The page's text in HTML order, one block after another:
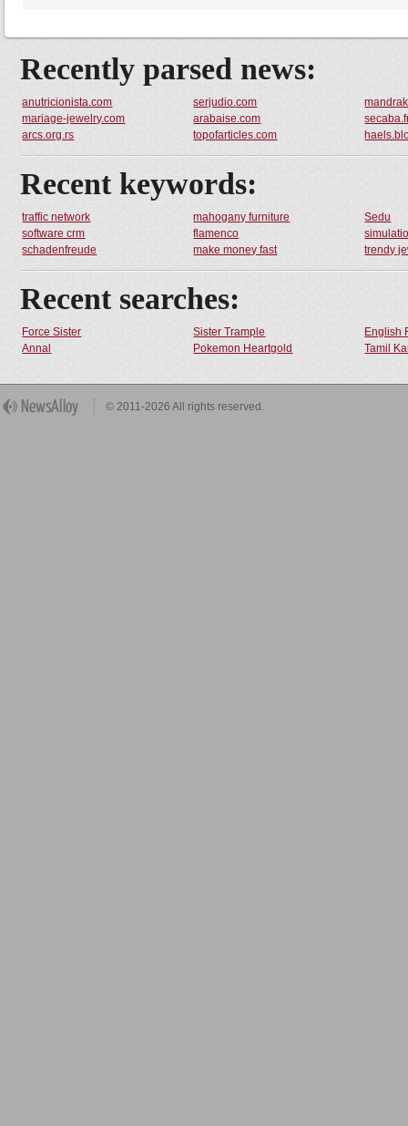
Recently parsed news:
anutricionista.com serjudio.com
mariage-jewelry.com
arabaise.com
arcs.org.rs
topofarticles.com
Recent keywords:
traffic network mahogany furniture
Sedu
software crm
flamenco
schadenfreude
make money fast trendy
Recent searches:
Force Sister Sister Trample
English
Annal
Pokemon Heartgold Tamil
© 2011-2026 All rights reserved.